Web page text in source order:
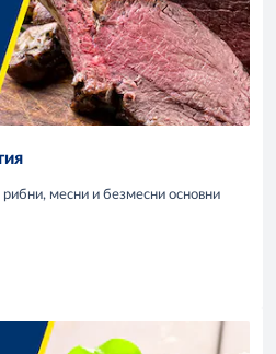
месни и безмесни основни